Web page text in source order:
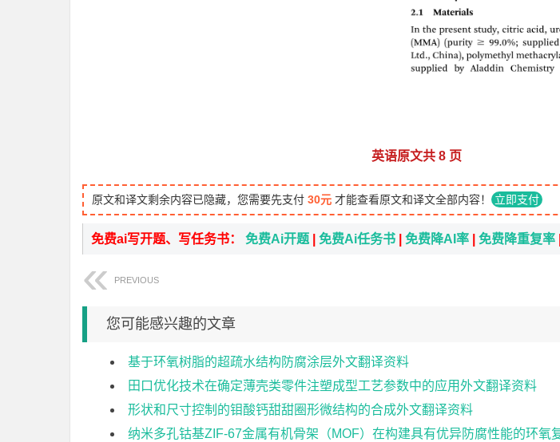
英语原文共 8 页
原文和译文剩余内容已隐藏，您需要先支付 30元 才能查看原文和译文全部内容！ 立即支付
免费ai写开题、写任务书： 免费Ai开题 免费Ai任务书 免费降AI率 免费降重复率
PREVIOUS
您可能感兴趣的文章
基于环氧树脂的超疏水结构防腐涂层外文翻译资料
田口优化技术在确定薄壳类零件注塑成型工艺参数中的应用外文翻译资料
形状和尺寸控制的钼酸钙甜甜圈形微结构的合成外文翻译资料
纳米多孔钴基ZIF-67金属有机骨架（MOF）在构建具有优异防腐性能的环氧复